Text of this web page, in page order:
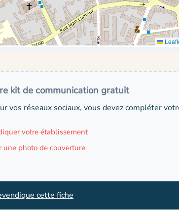
kit de communication gratuit
vos réseaux sociaux, vous devez compléter
votre établissement
une photo de couverture
cette fiche